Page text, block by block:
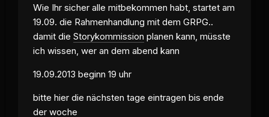
Wie Ihr sicher alle mitbekommen habt, startet am
19.09. die Rahmenhandlung mit dem GRPG..
damit die Storykommission planen kann, müsste
ich wissen, wer an dem abend kann
19.09.2013 beginn 19 uhr
bitte hier die nächsten tage eintragen bis ende
der woche